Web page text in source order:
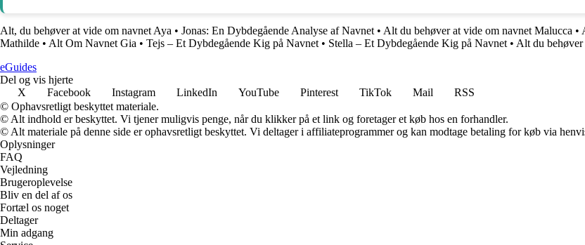
Alt, du behøver at vide om navnet Aya • Jonas: En Dybdegående Analyse af Navnet • Alt du behøver at vide om navnet Malucca •
Mathilde • Alt Om Navnet Gia • Tejs – Et Dybdegående Kig på Navnet • Stella – Et Dybdegående Kig på Navnet • Alt du
eGuides
Del og vis hjerte
X
Facebook Instagram LinkedIn YouTube Pinterest TikTok Mail
RSS
© Ophavsretligt beskyttet materiale.
© Alt indhold er beskyttet. Vi tjener muligvis penge, når du klikker på et link og foretager et køb hos en forhandler.
© Alt materiale på denne side er ophavsretligt beskyttet. Vi deltager i affiliateprogrammer og kan modtage betaling for køb via
Oplysninger
FAQ
Vejledning
Brugeroplevelse
Bliv en del af os
Fortæl os noget
Deltager
Min adgang